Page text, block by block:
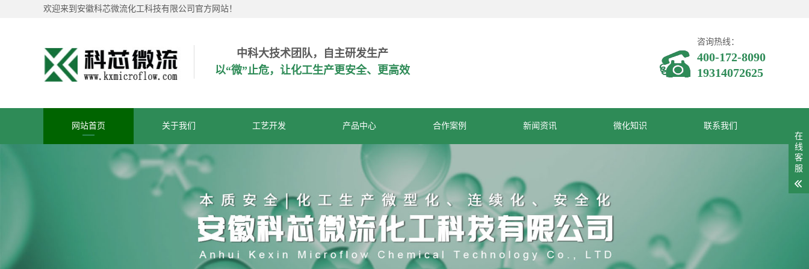
欢迎来到安徽科芯微流化工科技有限公司官方网站！
中科大技术团队，自主研发生产
以“微”止危，让化工生产更安全、更高效
咨询热线：
400-172-8090
19314072625
网站首页 关于我们 工艺开发 产品中心 合作案例 新闻资讯 微化知识
联系我们
在
线
客
服